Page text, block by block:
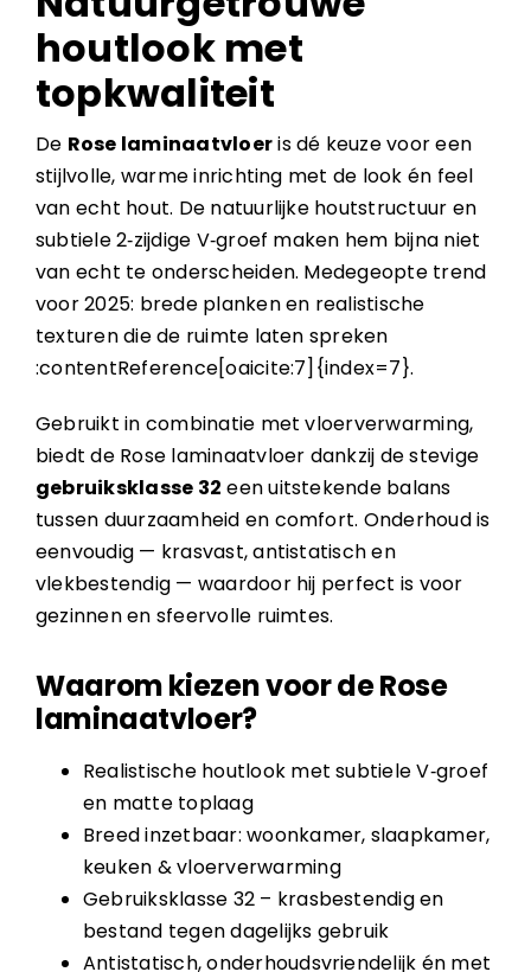
houtlook met
topkwaliteit
De Rose laminaatvloeris dé keuze voor een
stijlvolle, warme inrichting met de look én feel
van echt hout. De natuurlijke houtstructuur en
subtiele 2‑zijdige V‑groef maken hem bijna niet
van echt te onderscheiden. Medegeopte trend
voor 2025: brede planken en realistische
texturen die de ruimte laten spreken
:contentReference[oaicite:7]{index=7}.
Gebruikt in combinatie met vloerverwarming,
biedt de Rose laminaatvloer dankzij de stevige
gebruiksklasse 32 een uitstekende balans
tussen duurzaamheid en comfort. Onderhoud is
eenvoudig — krasvast, antistatisch en
vlekbestendig — waardoor hij perfect is voor
gezinnen en sfeervolle ruimtes.
Waarom kiezen voor de Rose
laminaatvloer?
Realistische houtlook met subtiele V‑groef
en matte toplaag
Breed inzetbaar: woonkamer, slaapkamer,
keuken & vloerverwarming
Gebruiksklasse 32 – krasbestendig en
bestand tegen dagelijks gebruik
Antistatisch, onderhoudsvriendelijk én met